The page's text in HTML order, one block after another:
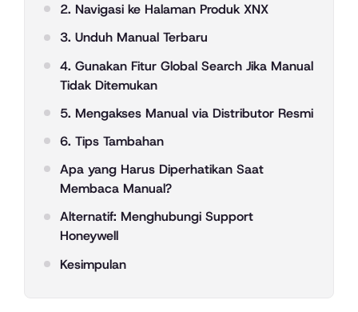
2. Navigasi ke Halaman Produk XNX
3. Unduh Manual Terbaru
4. Gunakan Fitur Global Search Jika Manual
Tidak Ditemukan
5. Mengakses Manual via Distributor Resmi
6. Tips Tambahan
Apa yang Harus Diperhatikan Saat
Membaca Manual?
Alternatif: Menghubungi Support
Honeywell
Kesimpulan